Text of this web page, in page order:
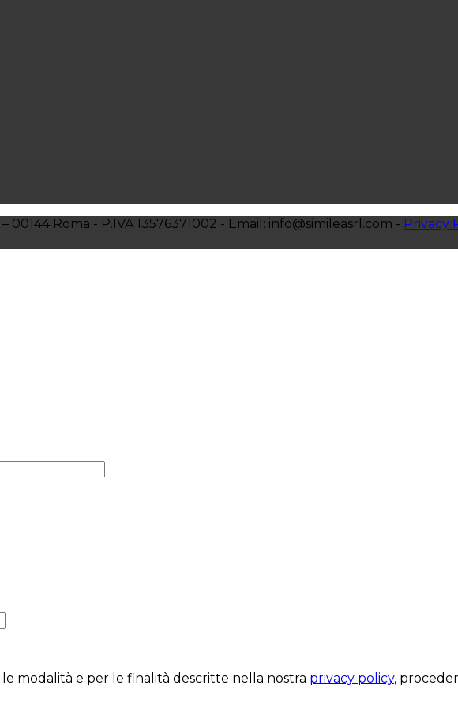
00144 Roma - P.IVA 13576371002 - Email: info@simileasrl.com - Privacy
modalità e per le finalità descritte nella nostra privacy policy,